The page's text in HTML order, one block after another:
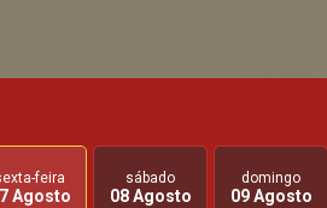
feira
Agosto
sábado
08 Agosto
domingo
09 Agosto